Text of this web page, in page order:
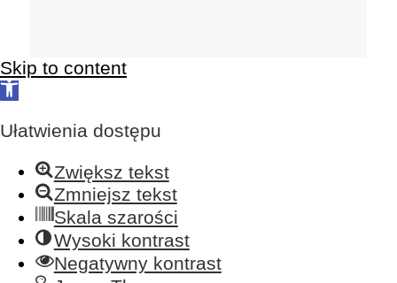
Skip to content
Open
Ułatwienia dostępu
Zwiększ tekst
Zmniejsz tekst
Skala szarości
Wysoki kontrast
Negatywny kontrast